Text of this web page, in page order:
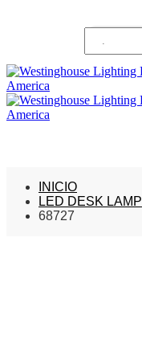
INICIO
LED DESK LAMP
68727